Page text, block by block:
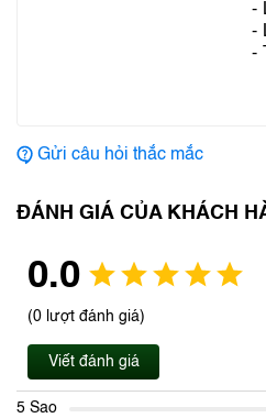
Gửi câu hỏi thắc mắc
ĐÁNH GIÁ CỦA KHÁCH
0.0
(0 lượt đánh giá)
Viết đánh giá
5 Sao